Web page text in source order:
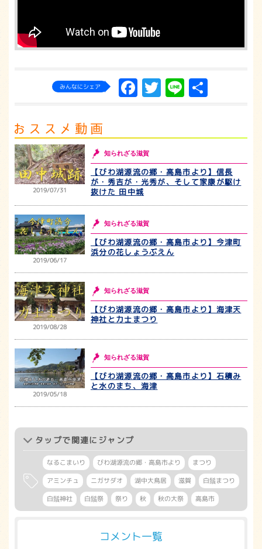
みんなにシェア Facebook
Twitter
Line
有
2019/07/31
知られざる滋賀
【びわ湖源流の郷・高島市より】信長
が・秀吉が・光秀が、そして家康が駆け
抜けた 田中城
2019/06/17
知られざる滋賀
【びわ湖源流の郷・高島市より】今津町
浜分の花しょうぶえん
2019/08/28
知られざる滋賀
【びわ湖源流の郷・高島市より】海津天
神社と力士まつり
2019/05/18
知られざる滋賀
【びわ湖源流の郷・高島市より】石積み
と水のまち、海津
タップで関連にジャンプ
なるこまいり びわ湖源流の郷・高島市より
まつり
アミンチュ
ニガサダオ 湖中大鳥居 滋賀
白鬚まつり
白鬚神社
白鬚祭 祭り 秋 秋の大祭 高島市
コメント一覧